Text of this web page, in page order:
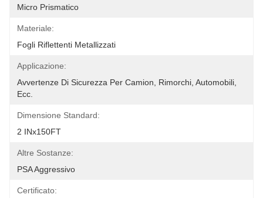
Micro Prismatico
Materiale:
Fogli Riflettenti Metallizzati
Applicazione:
Avvertenze Di Sicurezza Per Camion, Rimorchi, Automobili,
Ecc.
Dimensione Standard:
2 INx150FT
Altre Sostanze:
PSA Aggressivo
Certificato: